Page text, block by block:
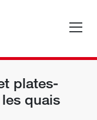
plates-
quais